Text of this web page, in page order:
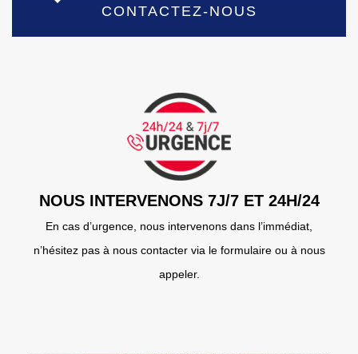
CONTACTEZ-NOUS
NOUS INTERVENONS 7J/7 ET 24H/24
En cas d’urgence, nous intervenons dans l’immédiat,
n’hésitez pas à nous contacter via le formulaire ou à nous
appeler.